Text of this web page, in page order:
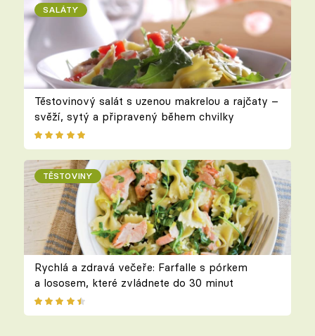
SALÁTY
Těstovinový salát s uzenou makrelou a rajčaty –
svěží, sytý a připravený během chvilky
TĚSTOVINY
Rychlá a zdravá večeře: Farfalle s pórkem
a lososem, které zvládnete do 30 minut